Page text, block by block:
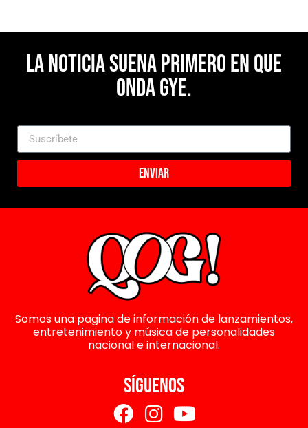
La noticia suena primero en Que
Onda Gye.
Enviar
Somos una pagina de información de lanzamientos,
entretenimiento y música de personalidades
nacional e internacional.
SÍGUENOS